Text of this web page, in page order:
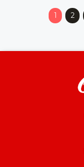
1 2